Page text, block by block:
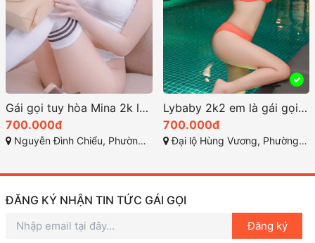
Gái gọi tuy hòa Mina 2k làm tình điêu luyện
700.000đ
Nguyễn Đình Chiểu, Phường 7, TP Tuy Hòa, Phú Yên
Lybaby 2k2 em là gái gọi phú yên cam kết sướng
700.000đ
Đại lộ Hùng Vương, Phường 9 - TP Tuy Hòa - Phú Yên
ĐĂNG KÝ NHẬN TIN TỨC GÁI GỌI
Đăng ký